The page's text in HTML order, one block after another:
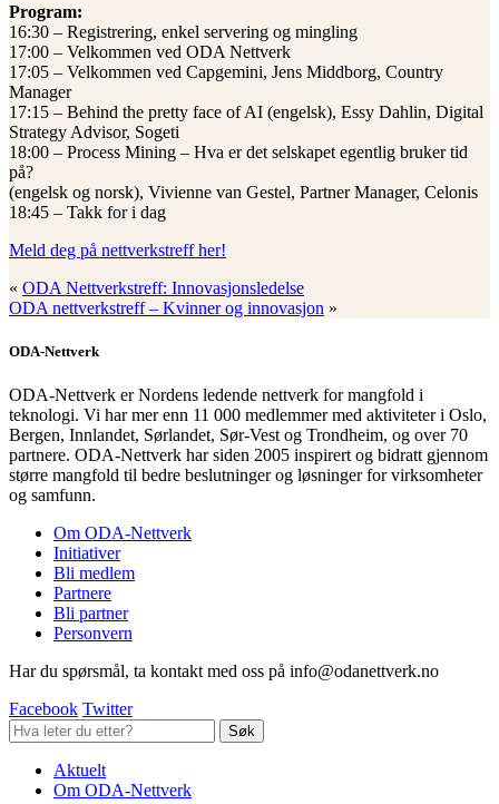
Program:
16:30 – Registrering, enkel servering og mingling
17:00 – Velkommen ved ODA Nettverk
17:05 – Velkommen ved Capgemini, Jens Middborg, Country
Manager
17:15 – Behind the pretty face of AI (engelsk), Essy Dahlin, Digital
Strategy Advisor, Sogeti
18:00 – Process Mining – Hva er det selskapet egentlig bruker tid
på?
(engelsk og norsk), Vivienne van Gestel, Partner Manager, Celonis
18:45 – Takk for i dag
Meld deg på nettverkstreff her!
« ODA Nettverkstreff: Innovasjonsledelse
ODA nettverkstreff – Kvinner og innovasjon »
ODA-Nettverk
ODA-Nettverk er Nordens ledende nettverk for mangfold i
teknologi. Vi har mer enn 11 000 medlemmer med aktiviteter i Oslo,
Bergen, Innlandet, Sørlandet, Sør-Vest og Trondheim, og over 70
partnere. ODA-Nettverk har siden 2005 inspirert og bidratt gjennom
større mangfold til bedre beslutninger og løsninger for virksomheter
og samfunn.
Om ODA-Nettverk
Initiativer
Bli medlem
Partnere
Bli partner
Personvern
Har du spørsmål, ta kontakt med oss på info@odanettverk.no
Facebook Twitter
Aktuelt
Om ODA-Nettverk